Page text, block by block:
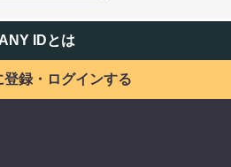
IDとは
登録・ログインする